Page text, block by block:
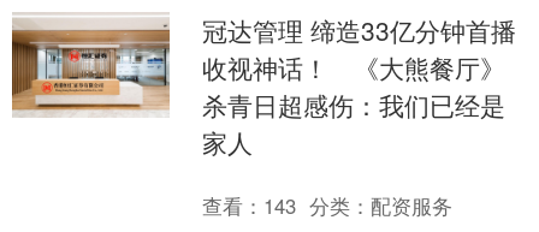
时，车辆突然打....
冠达管理 缔造33亿分钟首播
收视神话！ 《大熊餐厅》
杀青日超感伤：我们已经是
家人
查看： 143 分类：配资服务